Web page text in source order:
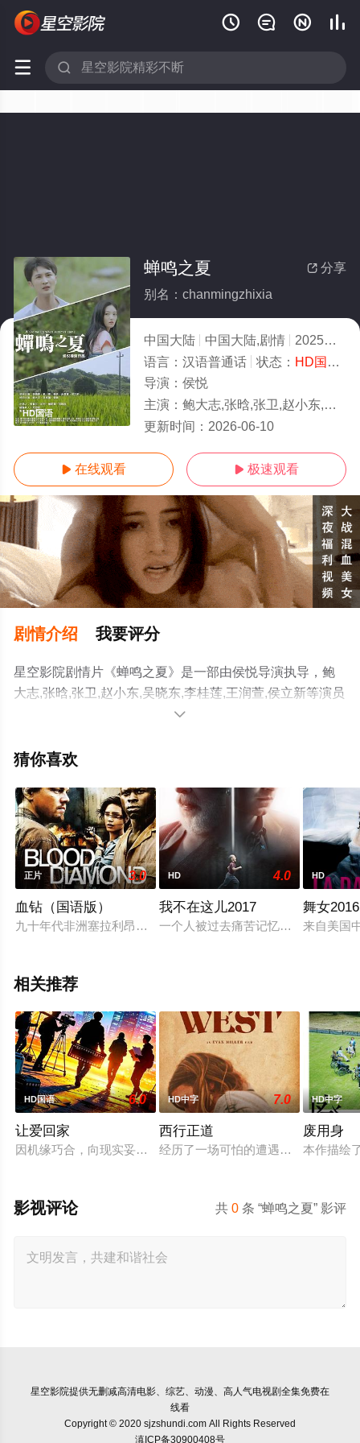
   
 
HD国语
 分享
蝉鸣之夏
别名：chanmingzhixia
中国大陆 中国大陆,剧情 2025
2.0
语言： 汉语普通话 状态： HD国语/高清
导演： 侯悦
主演： 鲍大志,张晗,张卫,赵小东,吴晓东,李桂莲,王润萱,侯立新
更新时间： 2026-06-10
 在线观看  极速观看
剧情介绍 我要评分
星空影院剧情片《蝉鸣之夏》是一部由侯悦导演执导，鲍
大志,张晗,张卫,赵小东,吴晓东,李桂莲,王润萱,侯立新等演员
精彩演绎的中国大陆电影，手机免费观看高清无删减完整
电影、电视猫或剧情网等平台了解。

猜你喜欢
正片 3.0
血钻（国语版）
九十年代非洲塞拉利昂，连连战火使这片土地饱受摧残，非法钻
HD 4.0
我不在这儿2017
一个人被过去痛苦记忆折磨的男人，
HD
舞女2016
来自美国
相关推荐
HD国语 6.0
让爱回家
因机缘巧合，向现实妥协的导演朱达仁萌生拍一部《河南人在
HD中字 7.0
西行正道
经历了一场可怕的遭遇后，一位小镇
HD中字
废用身
本作描绘
共0 条 “蝉鸣之夏” 影评
影视评论
星空影院提供无删减高清电影、综艺、动漫、高人气电视剧全集免费在
线看
Copyright © 2020 sjzshundi.com All Rights Reserved
滇ICP备30900408号